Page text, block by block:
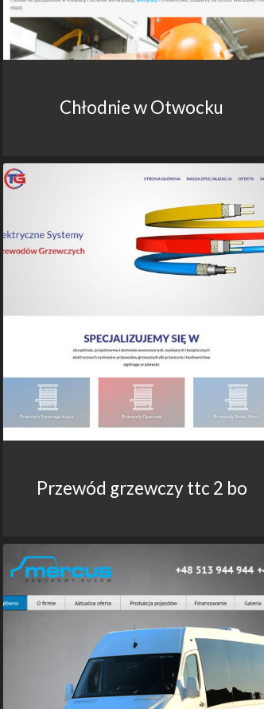
Chłodnie w Otwocku
Przewód grzewczy ttc 2 bo